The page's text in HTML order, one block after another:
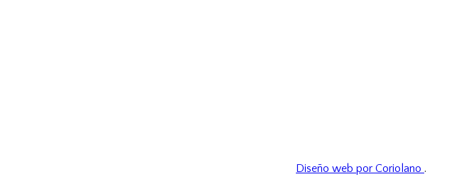
Diseño web por Coriolano .